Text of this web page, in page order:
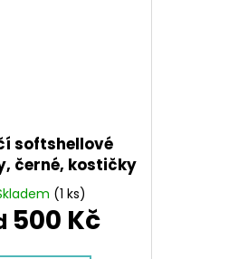
softshellové
černé, kostičky
(1 ks)
500 Kč